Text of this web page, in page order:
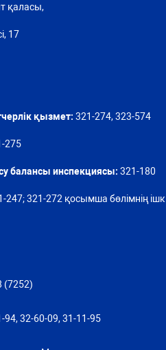
қаласы,
17
қызмет: 321-274, 323-574
275
балансы инспекциясы: 321-180
247; 321-272 қосымша бөлімнің ішкі
(7252)
94, 32-60-09, 31-11-95